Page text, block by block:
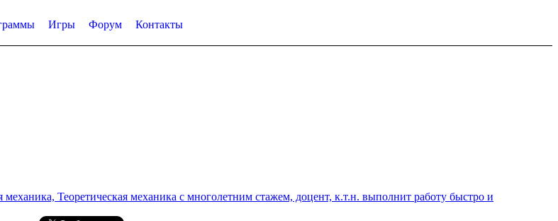
Игры Форум Контакты
Теоретическая механика с многолетним стажем, доцент, к.т.н. выполнит работу быстро и